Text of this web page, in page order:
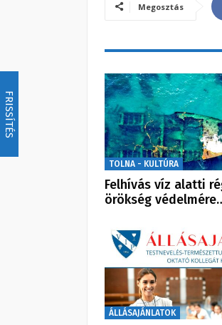
FRISSÍTÉS
Megosztás
TOLNA - KULTÚRA
Felhívás víz alatti
örökség
ÁLLÁSAJÁNLATOK